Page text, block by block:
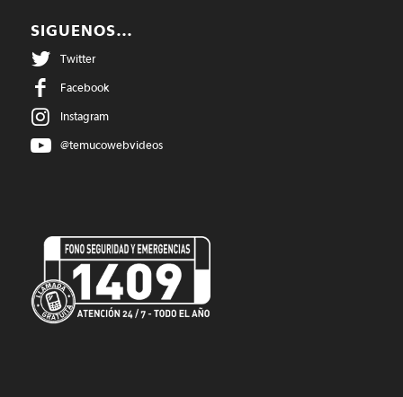
SIGUENOS…
Twitter
Facebook
Instagram
@temucowebvideos